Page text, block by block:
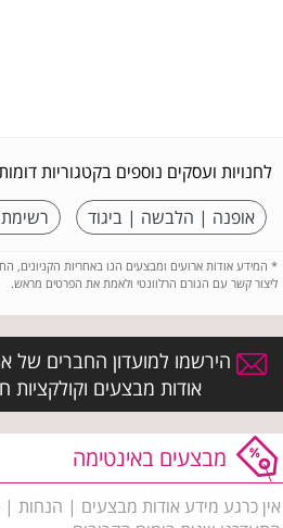
לחנויות ועסקים נוספים בקטגוריות
אופנה | הלבשה | ביגוד
רשימת
* המידע אודות ארועים ומבצעים הנו באחריות הקניונים,
ליצור קשר עם הגורם הרלוונטי ולאמת את הפרטים מראש.
הירשמו למועדון החברים של
אודות מבצעים וקולקציות
מבצעים באינטימה
אין כרגע מידע אודות מבצעים | הנחות |